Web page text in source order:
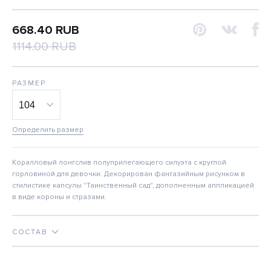
668.40 RUB
1114.00 RUB
РАЗМЕР
Определить размер
Коралловый лонгслив полуприлегающего силуэта с круглой
горловиной для девочки. Декорирован фантазийным рисунком в
стилистике капсулы "Таинственный сад", дополненным аппликацией
в виде короны и стразами.
СОСТАВ